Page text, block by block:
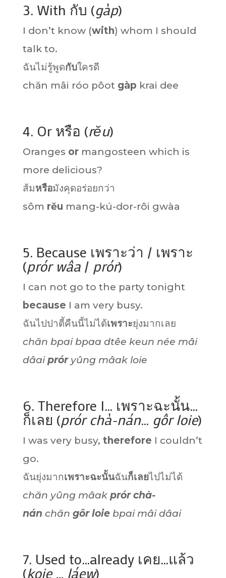
3. With กับ (gàp)
I don’t know (with) whom I should
talk to.
ฉันไม่รู้พูดกับใครดี
chăn mâi róo pôot gàp krai dee
4. Or หรือ (rĕu)
Oranges ormangosteen which is
more delicious?
ส้มหรือมังคุดอร่อยกว่า
sôm rĕu mang-kú-dor-rôi gwàa
5. Because เพราะว่า / เพราะ
(prór wâa/ prór)
I can not go to the party tonight
because I am very busy.
ฉันไปปาตี้คืนนี้ไม่ได้เพราะยุ่งมากเลย
chăn bpai bpaa dtêe keun née mâi
dâaipróryûng mâak loie
6. Therefore I… เพราะฉะนั้น…
ก็เลย (prór chà-nán… gôr loie)
I was very busy, therefore I couldn’t
go.
ฉันยุ่งมากเพราะฉะนั้นฉันก็เลยไปไม่ได้
chăn yûng mâak prór chà-
nán chăn gôr loiebpai mâi dâai
7. Used to…already เคย…แล้ว
(koie … láew)